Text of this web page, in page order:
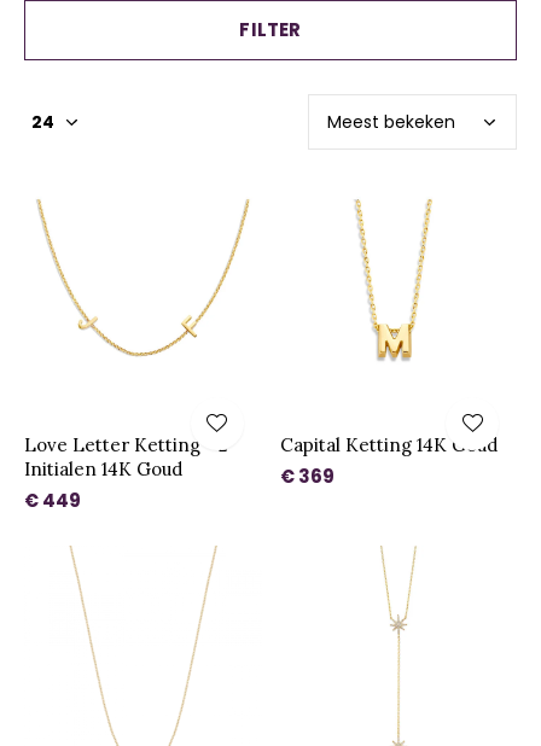
FILTER
Love Letter Ketting - 2
Initialen 14K Goud
€ 449
Capital Ketting 14K Goud
€ 369